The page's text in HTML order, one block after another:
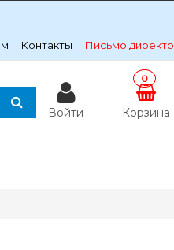
Контакты Письмо
Войти Корзина
0